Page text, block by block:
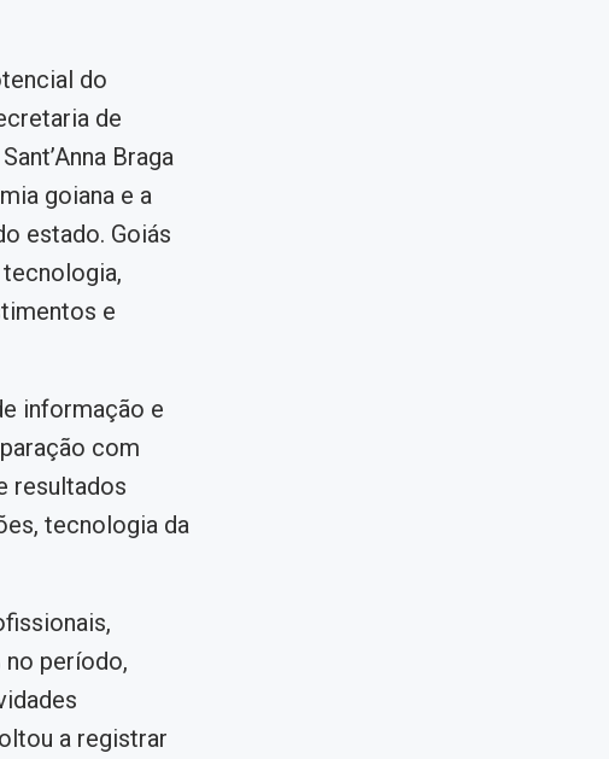
do
de
Braga
goiana e a
estado. Goiás
e
informação e
com
resultados
tecnologia da
período,
a registrar